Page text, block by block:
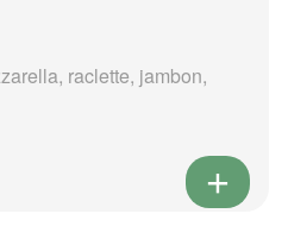
raclette, jambon,